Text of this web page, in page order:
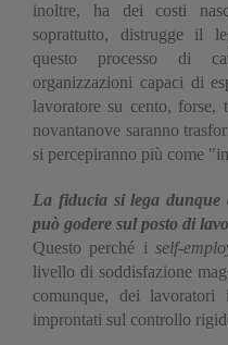
inoltre, ha dei costi
soprattutto, distrugge il
questo processo di
organizzazioni capaci di
lavoratore su cento,
novantanove saranno
si percepiranno più come
La fiducia si lega
può godere sul posto di
Questo perché iself-
livello di soddisfazione
comunque, dei
improntati sul controllo